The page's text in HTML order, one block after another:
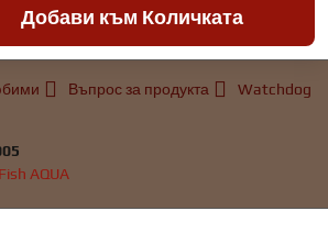
Добави към Количката
Въпрос за продукта
Watchdog
AQUA